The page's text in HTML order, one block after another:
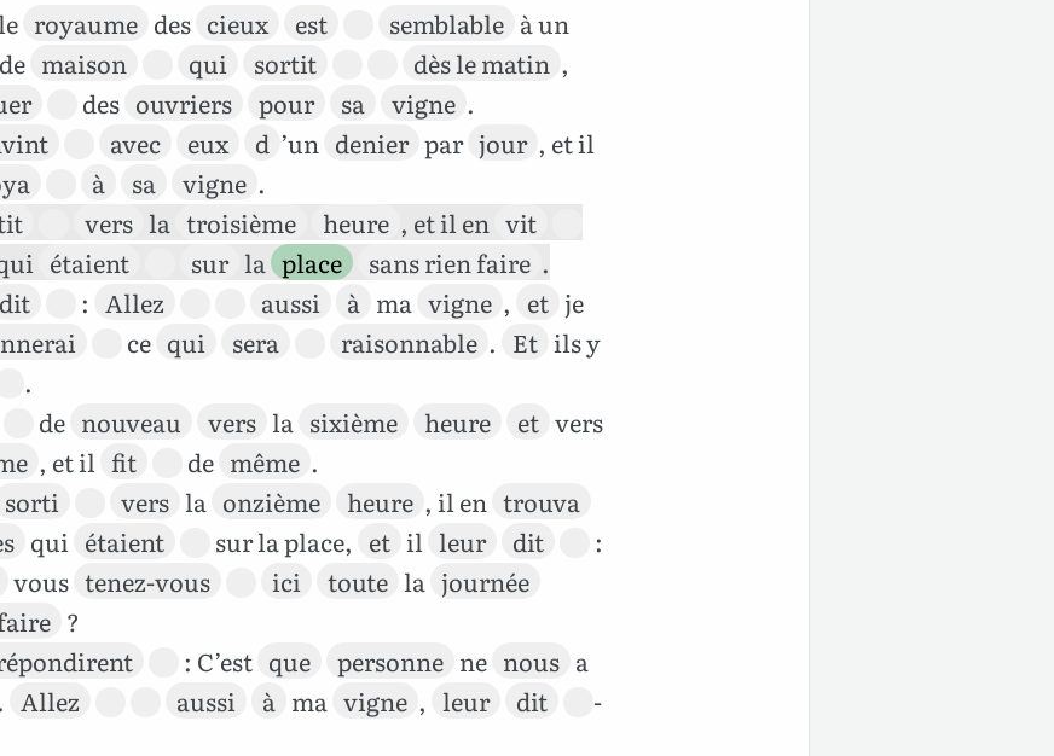
le royaume des cieux est semblable à un
maison qui sortit dès le matin ,
des ouvriers pour sa vigne .
avec eux d ’un denier par jour , et il
à sa vigne .
vers la troisième heure , et il en vit
étaient sur la place sans rien faire .
dit : Allez aussi à ma vigne , et je
ce qui sera raisonnable . Et ils y
.
de nouveau vers la sixième heure et vers
, et il fit de même .
sorti vers la onzième heure , il en trouva
qui étaient sur la place, et il leur dit
:
vous tenez-vous ici toute la journée
?
: C’est que personne ne nous a
Allez aussi à ma vigne , leur dit
-